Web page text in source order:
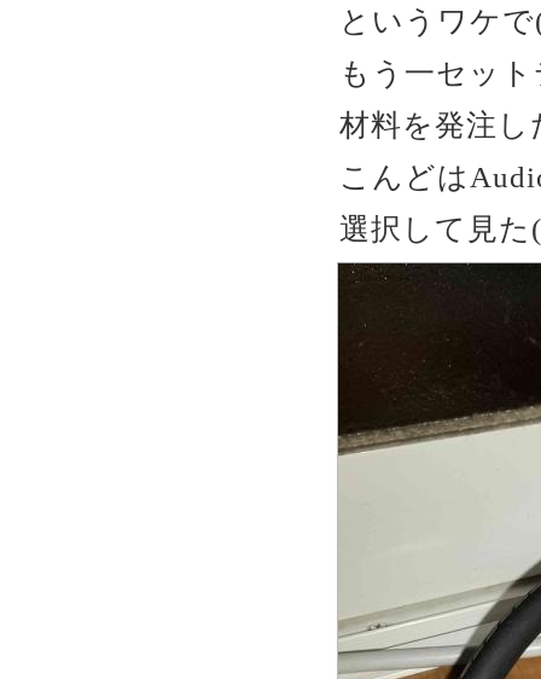
というワケ
もう一セッ
材料を発注し
こんどは
選択して見た